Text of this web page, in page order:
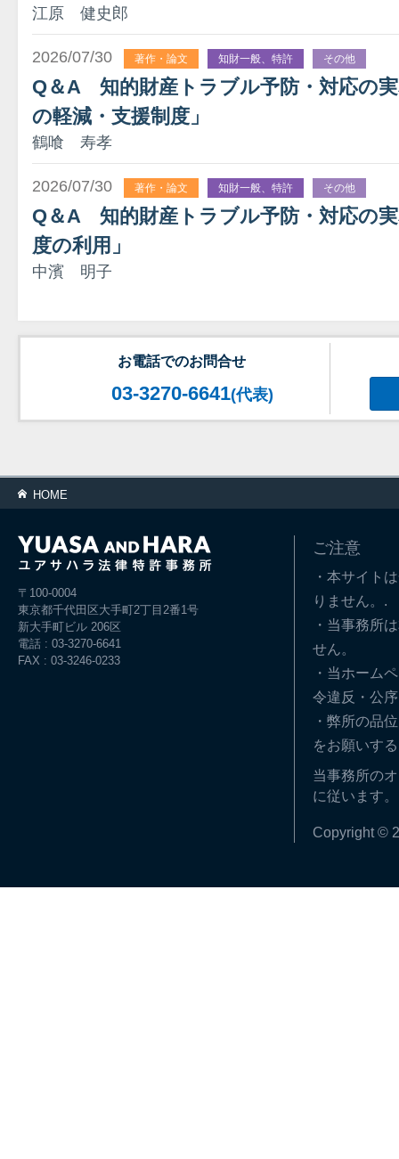
江原 健史郎
2026/07/30 著作・論文 知財一般、特許 その他
Q＆A 知的財産トラブル予防・対応の
の軽減・支援制度」
鶴喰 寿孝
2026/07/30 著作・論文 知財一般、特許 その他
Q＆A 知的財産トラブル予防・対応の
度の利用」
中濱 明子
お電話でのお問合せ
03-3270-6641(代表)
HOME
〒100-0004
東京都千代田区大手町2丁目2番1号
新大手町ビル 206区
電話 : 03-3270-6641
FAX : 03-3246-0233
ご注意
・本サイト
りません。.
・当事務所
せん。
・当ホーム
令違反・公
・弊所の品
をお願いす
当事務所の
に従います。
Copyright ©